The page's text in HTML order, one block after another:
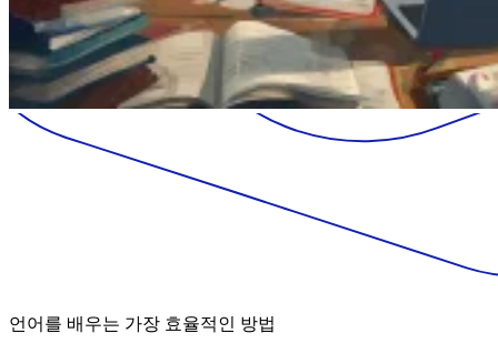
언어를 배우는 가장 효율적인 방법